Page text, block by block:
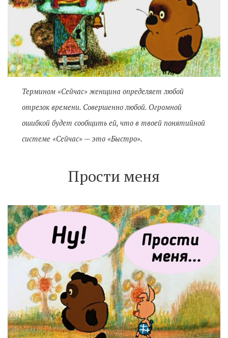
Термином «Сейчас» женщина определяет любой
отрезок времени. Совершенно любой. Огромной
ошибкой будет сообщить ей, что в твоей понятийной
системе «Сейчас» — это «Быстро».
Прости меня